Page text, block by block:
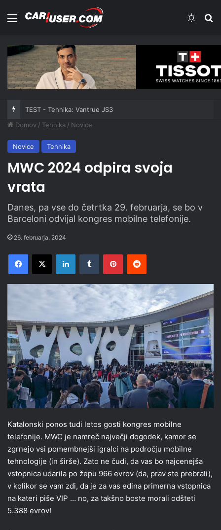
Meni
TEST - Tehnika: Vantrue JS3
Domov / Tehnika / Novice
Novice Tehnika
MWC 2024 odpira svoja
vrata
Danes, pa vse do četrtka 29. februarja, se bo v
Barceloni odvijal kongres mobilne telefonije.
26. februarja, 2024
Facebook
X LinkedInTumblr PinterestReddit
Katalonski ponos tudi letos gosti kongres mobilne
telefonije. MWC je namreč največji dogodek, kamor se
zgrnejo vsi pomembnejši igralci na področju mobilne
tehnologije (in širše). Zato ne čudi, da vas bo najcenejša
vstopnica udarila po žepu 966 evrov (da, prav ste prebrali),
v kolikor se vam zdi, da je za vas edina primerna vstopnica
na kateri piše VIP … no, za takšno boste morali odšteti
5.388 evrov!